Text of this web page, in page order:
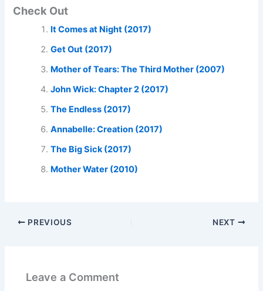
Check Out
It Comes at Night (2017)
Get Out (2017)
Mother of Tears: The Third Mother (2007)
John Wick: Chapter 2 (2017)
The Endless (2017)
Annabelle: Creation (2017)
The Big Sick (2017)
Mother Water (2010)
PREVIOUS NEXT
Leave a Comment